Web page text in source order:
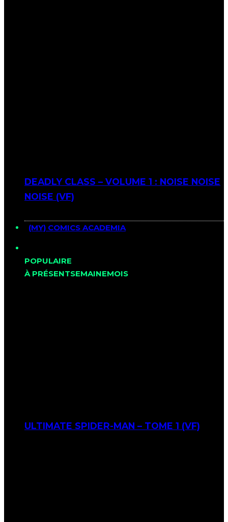
DEADLY CLASS – VOLUME 1 : NOISE NOISE
NOISE (VF)
(MY) COMICS ACADEMIA
POPULAIRE
À PRÉSENTSEMAINEMOIS
ULTIMATE SPIDER-MAN – TOME 1 (VF)